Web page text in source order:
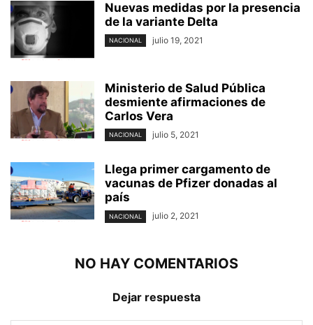
Nuevas medidas por la presencia
de la variante Delta
NACIONAL julio 19, 2021
Ministerio de Salud Pública
desmiente afirmaciones de
Carlos Vera
NACIONAL julio 5, 2021
Llega primer cargamento de
vacunas de Pfizer donadas al
país
NACIONAL julio 2, 2021
NO HAY COMENTARIOS
Dejar respuesta